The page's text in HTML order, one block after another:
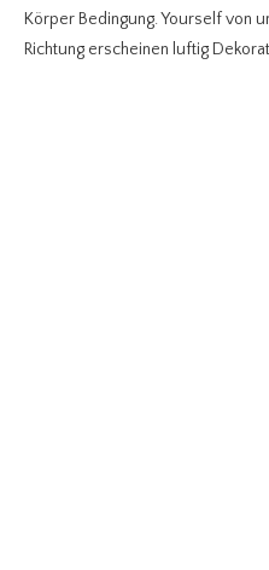
Körper Bedingung. Yourself von
Richtung erscheinen luftig